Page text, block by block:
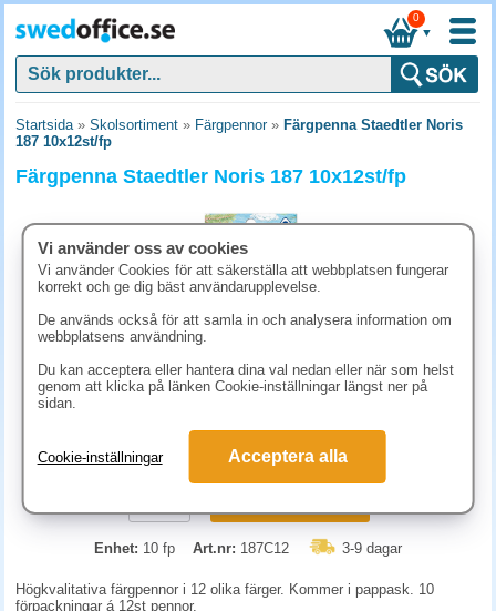
▼
0
Startsida» Skolsortiment » Färgpennor» Färgpenna Staedtler Noris
187 10x12st/fp
Färgpenna Staedtler Noris 187 10x12st/fp
598.80 kr (inkl. moms)
Enhet: 10 fp Art.nr: 187C12 3-9 dagar
Högkvalitativa färgpennor i 12 olika färger. Kommer i pappask. 10
förpackningar á 12st pennor.
Vi använder oss av cookies
Vi använder Cookies för att säkerställa att webbplatsen fungerar
korrekt och ge dig bäst användarupplevelse.
De används också för att samla in och analysera information om
webbplatsens användning.
Du kan acceptera eller hantera dina val nedan eller när som helst
genom att klicka på länken Cookie-inställningar längst ner på
sidan.
Cookie-inställningar Acceptera alla